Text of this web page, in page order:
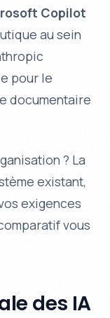
Copilot
au sein
pour le
documentaire
? La
existant,
exigences
vous
des IA